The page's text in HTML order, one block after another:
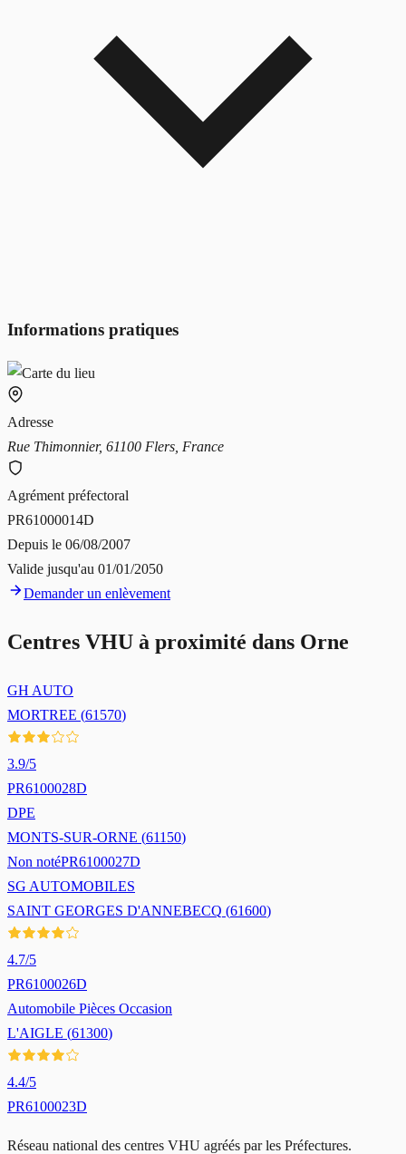
Informations pratiques
Adresse
Rue Thimonnier, 61100 Flers, France
Agrément préfectoral
PR61000014D
Depuis le 06/08/2007
Valide jusqu'au 01/01/2050
Demander un enlèvement
Centres VHU à proximité dans Orne
GH AUTO
MORTREE (61570)
3.9/5
PR6100028D
DPE
MONTS-SUR-ORNE (61150)
Non notéPR6100027D
SG AUTOMOBILES
SAINT GEORGES D'ANNEBECQ (61600)
4.7/5
PR6100026D
Automobile Pièces Occasion
L'AIGLE (61300)
4.4/5
PR6100023D
Réseau national des centres VHU agréés par les Préfectures.